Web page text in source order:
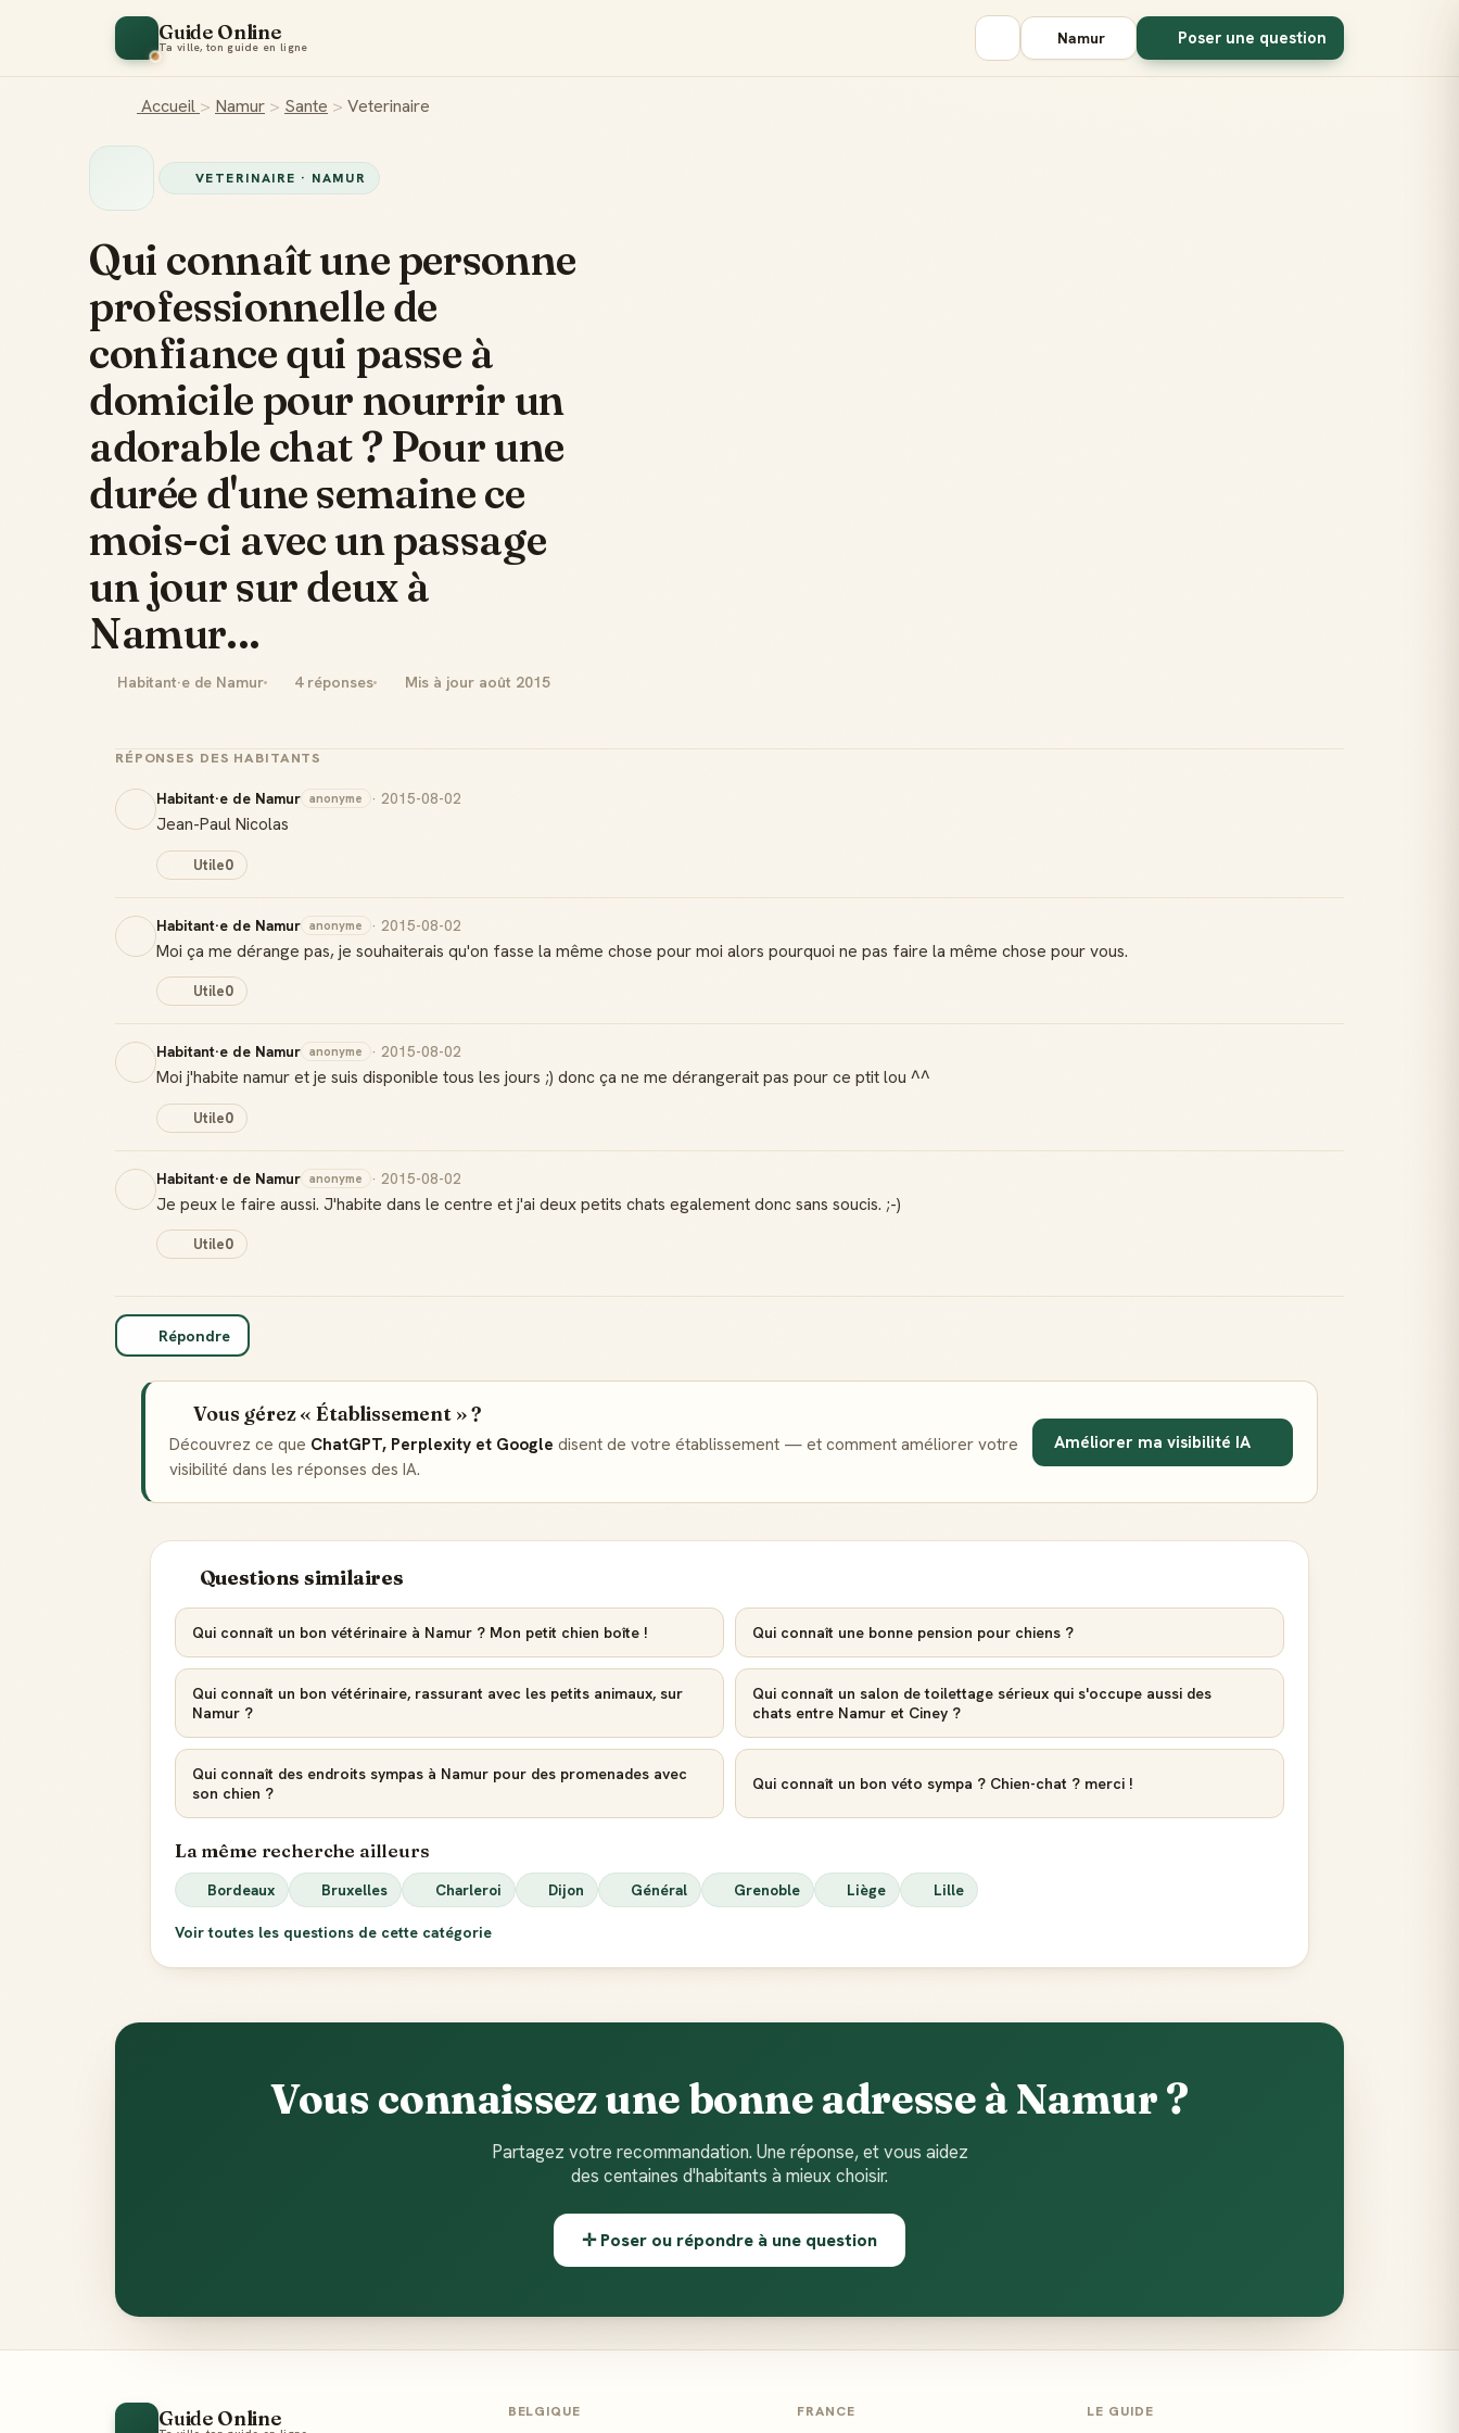
Guide Online
Ta ville, ton guide en ligne Namur Poser une question
Accueil > Namur > Sante > Veterinaire
VETERINAIRE · NAMUR
Qui connaît une personne
professionnelle de
confiance qui passe à
domicile pour nourrir un
adorable chat ? Pour une
durée d'une semaine ce
mois-ci avec un passage
un jour sur deux à
Namur...
Habitant·e de Namur 4 réponses Mis à jour août 2015
RÉPONSES DES HABITANTS
Habitant·e de Namur anonyme · 2015-08-02
Jean-Paul Nicolas
Utile0
Habitant·e de Namur anonyme · 2015-08-02
Moi ça me dérange pas, je souhaiterais qu'on fasse la même chose pour moi alors pourquoi ne pas faire la même chose pour vous.
Utile0
Habitant·e de Namur anonyme · 2015-08-02
Moi j'habite namur et je suis disponible tous les jours ;) donc ça ne me dérangerait pas pour ce ptit lou ^^
Utile0
Habitant·e de Namur anonyme · 2015-08-02
Je peux le faire aussi. J'habite dans le centre et j'ai deux petits chats egalement donc sans soucis. ;-)
Utile0
Répondre
Vous gérez « Établissement » ?
Découvrez ce que ChatGPT, Perplexity et Google disent de votre établissement — et comment améliorer votre
visibilité dans les réponses des IA.
Améliorer ma visibilité IA
Questions similaires
Qui connaît un bon vétérinaire à Namur ? Mon petit chien boîte ! Qui connaît une bonne pension pour chiens ?
Qui connaît un bon vétérinaire, rassurant avec les petits animaux, sur
Namur ?
Qui connaît un salon de toilettage sérieux qui s'occupe aussi des
chats entre Namur et Ciney ?
Qui connaît des endroits sympas à Namur pour des promenades avec
son chien ?
Qui connaît un bon véto sympa ? Chien-chat ? merci !
La même recherche ailleurs
Bordeaux Bruxelles Charleroi Dijon Général Grenoble Liège Lille
Voir toutes les questions de cette catégorie
Ton statut affiché
Gagne des points à
ville
Sois notifié quand
Créer mon compte Guide
Vous connaissez une bonne adresse à Namur ?
Partagez votre recommandation. Une réponse, et vous aidez
des centaines d'habitants à mieux choisir.
✛ Poser ou répondre à une question
Guide Online BELGIQUE FRANCE LE GUIDE